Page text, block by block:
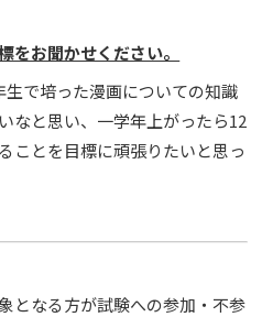
をお聞かせください。
で培った漫画についての知識
なと思い、一学年上がったら12
ことを目標に頑張りたいと思っ
となる方が試験への参加・不参